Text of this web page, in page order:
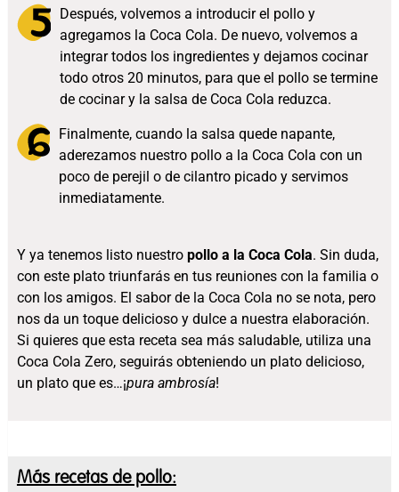
Después, volvemos a introducir el pollo y
agregamos la Coca Cola. De nuevo, volvemos a
integrar todos los ingredientes y dejamos cocinar
todo otros 20 minutos, para que el pollo se termine
de cocinar y la salsa de Coca Cola reduzca.
Finalmente, cuando la salsa quede napante,
aderezamos nuestro pollo a la Coca Cola con un
poco de perejil o de cilantro picado y servimos
inmediatamente.
Y ya tenemos listo nuestro pollo a la Coca Cola. Sin duda,
con este plato triunfarás en tus reuniones con la familia o
con los amigos. El sabor de la Coca Cola no se nota, pero
nos da un toque delicioso y dulce a nuestra elaboración.
Si quieres que esta receta sea más saludable, utiliza una
Coca Cola Zero, seguirás obteniendo un plato delicioso,
un plato que es…¡pura ambrosía!
Más recetas de pollo: